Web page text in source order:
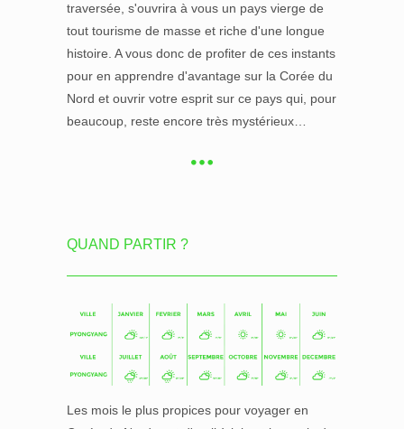
traversée, s'ouvrira à vous un pays vierge de
tout tourisme de masse et riche d'une longue
histoire. A vous donc de profiter de ces instants
pour en apprendre d'avantage sur la Corée du
Nord et ouvrir votre esprit sur ce pays qui, pour
beaucoup, reste encore très mystérieux…
QUAND PARTIR ?
Les mois le plus propices pour voyager en